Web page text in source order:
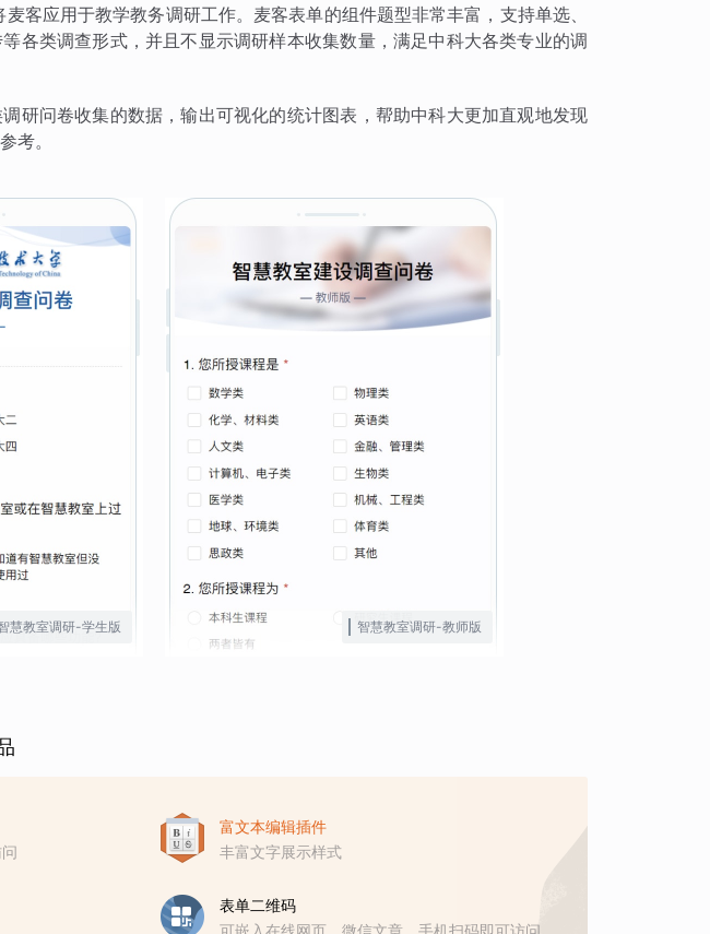
客应用于教学教务调研工作。麦客表单的组件题型非常丰富，支持单选、
各类调查形式，并且不显示调研样本收集数量，满足中科大各类专业的调
研问卷收集的数据，输出可视化的统计图表，帮助中科大更加直观地发现
考。
慧教室调研-学生版 智慧教室调研-教师版
富文本编辑插件
丰富文字展示样式
表单二维码